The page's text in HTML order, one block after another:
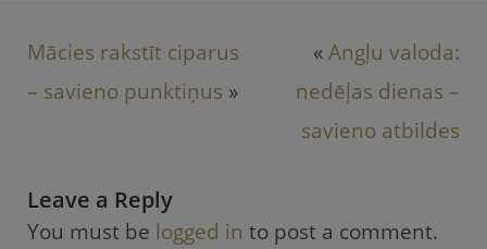
Mācies rakstīt ciparus
– savieno punktiņus »
«Angļu valoda:
nedēļas dienas –
savieno atbildes
Leave a Reply
You must be logged in to post a comment.